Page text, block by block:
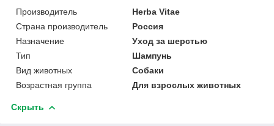
Производитель
Herba Vitae
Страна производитель
Россия
Назначение
Уход за шерстью
Тип
Шампунь
Вид животных
Собаки
Возрастная группа
Для взрослых животных
Скрыть